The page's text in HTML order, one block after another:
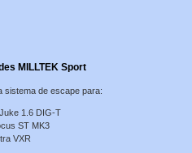
MILLTEK Sport
sistema de escape para:
1.6 DIG-T
ST MK3
VXR